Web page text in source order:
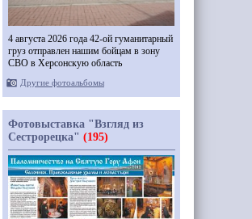
4 августа 2026 года 42-ой гуманитарный
груз отправлен нашим бойцам в зону
СВО в Херсонскую область
Другие фотоальбомы
Фотовыставка "Взгляд из
Сестрорецка" (195)